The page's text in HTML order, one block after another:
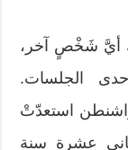
أيَّ شَخْصٍ آخر،
الجلسات.
استعدّتْ
عشرة سنة